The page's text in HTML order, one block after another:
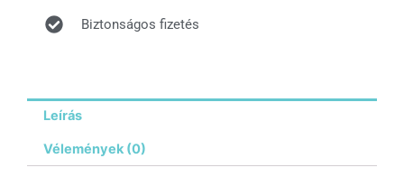
Biztonságos fizetés
Leírás
Vélemények (0)